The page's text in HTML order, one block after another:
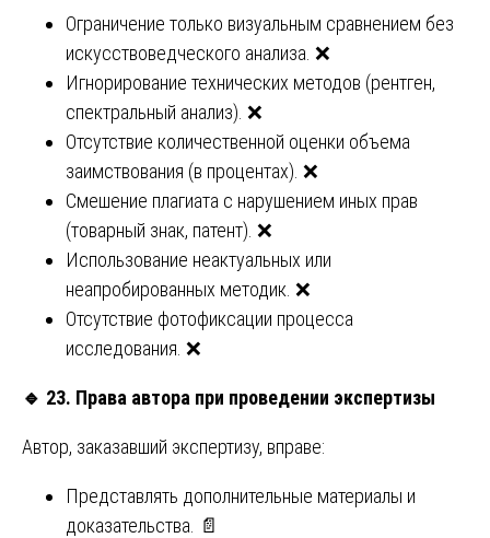
Ограничение только визуальным сравнением без
искусствоведческого анализа. ❌
Игнорирование технических методов (рентген,
спектральный анализ). ❌
Отсутствие количественной оценки объема
заимствования (в процентах). ❌
Смешение плагиата с нарушением иных прав
(товарный знак, патент). ❌
Использование неактуальных или
неапробированных методик. ❌
Отсутствие фотофиксации процесса
исследования. ❌
🔹 23. Права автора при проведении экспертизы
Автор, заказавший экспертизу, вправе:
Представлять дополнительные материалы и
доказательства. 📄